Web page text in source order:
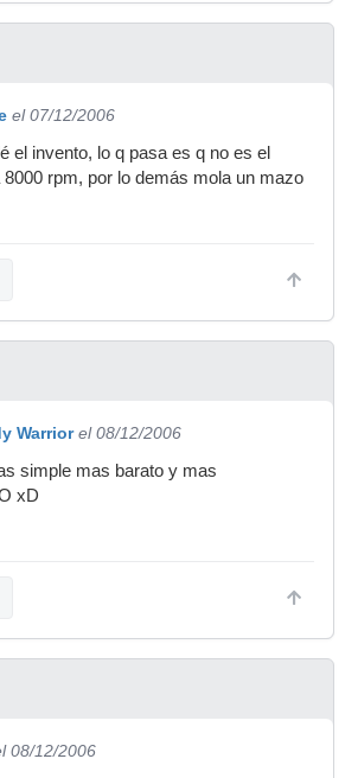
el 07/12/2006
el invento, lo q pasa es q no es el
8000 rpm, por lo demás mola un mazo
Warrior el 08/12/2006
simple mas barato y mas
xD
08/12/2006